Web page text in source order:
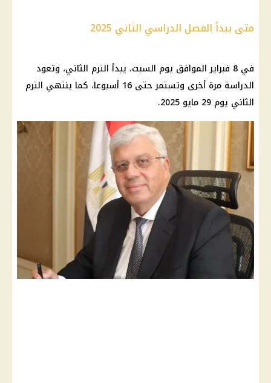
متى يبدأ الفصل الدراسي الثاني 2025
في 8 فبراير الموافق يوم السبت، يبدأ الترم الثاني، وتعود
الدراسة مرة أخرى وتستمر حتى 16 أسبوعا، كما ينتهي الترم
الثاني يوم 29 مايو 2025.